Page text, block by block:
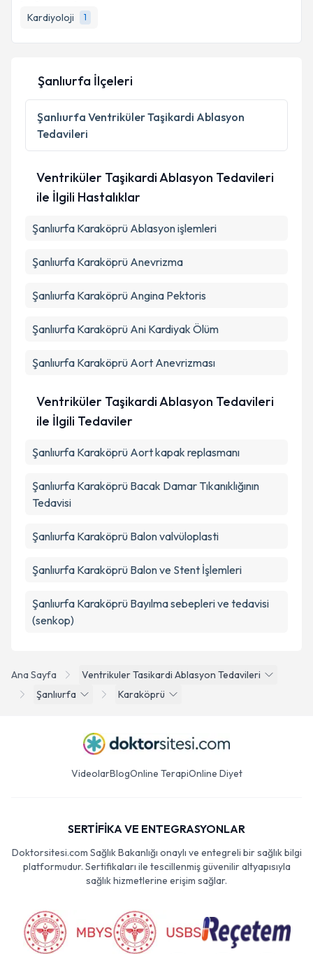
Kardiyoloji
1
E-posta Adresiniz
Kişisel verilerimin işlenmesine ilişkinAydınlatma
Metni 'ni okudum ve kişisel verilerimin belirtilen
kapsamda işlenmesini kabul ediyorum.
Ana Sayfa
Ventrikuler Tasikardi Ablasyon Tedavileri
Şanlıurfa
Karaköprü
Şanlıurfa İlçeleri
Şanlıurfa Ventriküler Taşikardi Ablasyon
Tedavileri
Ventriküler Taşikardi Ablasyon Tedavileri
ile İlgili Hastalıklar
Şanlıurfa Karaköprü Ablasyon işlemleri
Şanlıurfa Karaköprü Anevrizma
Şanlıurfa Karaköprü Angina Pektoris
Şanlıurfa Karaköprü Ani Kardiyak Ölüm
Şanlıurfa Karaköprü Aort Anevrizması
Ventriküler Taşikardi Ablasyon Tedavileri
ile İlgili Tedaviler
Şanlıurfa Karaköprü Aort kapak replasmanı
Şanlıurfa Karaköprü Bacak Damar Tıkanıklığının
Tedavisi
Şanlıurfa Karaköprü Balon valvüloplasti
Şanlıurfa Karaköprü Balon ve Stent İşlemleri
Şanlıurfa Karaköprü Bayılma sebepleri ve tedavisi
(senkop)
VideolarBlogOnline TerapiOnline Diyet
SERTİFİKA VE ENTEGRASYONLAR
Doktorsitesi.com Sağlık Bakanlığı onaylı ve entegreli bir sağlık bilgi
platformudur. Sertifikaları ile tescillenmiş güvenilir altyapısıyla
sağlık hizmetlerine erişim sağlar.